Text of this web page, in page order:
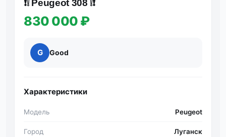
❗️❕ Peugeot 308 ❕❗️
830 000 ₽
G Good
Характеристики
Модель Peugeot
Город Луганск